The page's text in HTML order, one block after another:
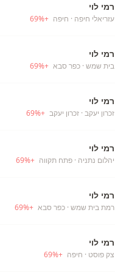
רמי לוי
עזריאלי חיפה · חיפה +
69%
רמי לוי
בית שמש · כפר סבא +
69%
רמי לוי
זכרון יעקב · זכרון יעקב +
69%
רמי לוי
יהלום נתניה · פתח תקווה +
69%
רמי לוי
רמת בית שמש · כפר סבא +
69%
רמי לוי
צק פוסט · חיפה +
69%